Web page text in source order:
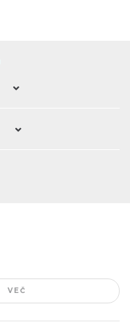
VEČ